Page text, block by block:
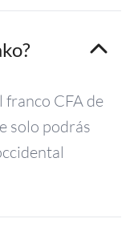
franco CFA de
solo podrás